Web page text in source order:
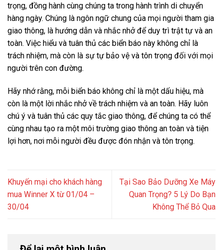
trọng, đồng hành cùng chúng ta trong hành trình di chuyển
hàng ngày. Chúng là ngôn ngữ chung của mọi người tham gia
giao thông, là hướng dẫn và nhắc nhở để duy trì trật tự và an
toàn. Việc hiểu và tuân thủ các biển báo này không chỉ là
trách nhiệm, mà còn là sự tự bảo vệ và tôn trọng đối với mọi
người trên con đường.
Hãy nhớ rằng, mỗi biển báo không chỉ là một dấu hiệu, mà
còn là một lời nhắc nhở về trách nhiệm và an toàn. Hãy luôn
chú ý và tuân thủ các quy tắc giao thông, để chúng ta có thể
cùng nhau tạo ra một môi trường giao thông an toàn và tiện
lợi hơn, nơi mỗi người đều được đón nhận và tôn trọng.
Khuyến mại cho khách hàng
mua Winner X từ 01/04 –
30/04
Tại Sao Bảo Dưỡng Xe Máy
Quan Trọng? 5 Lý Do Bạn
Không Thể Bỏ Qua